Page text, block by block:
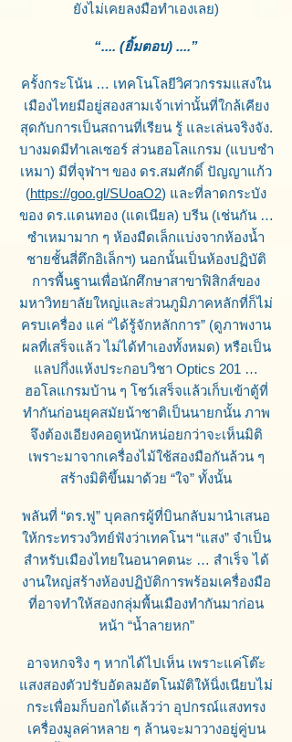
ยังไม่เคยลงมือทำเองเลย)
“.... (ยิ้มตอบ) ....”
ครั้งกระโน้น … เทคโนโลยีวิศวกรรมแสงใน
เมืองไทยมีอยู่สองสามเจ้าเท่านั้นที่ใกล้เคียง
สุดกับการเป็นสถานที่เรียน รู้ และเล่นจริงจัง.
บางมดมีทำเลเซอร์ ส่วนฮอโลแกรม (แบบซำ
เหมา) มีที่จุฬาฯ ของ ดร.สมศักดิ์ ปัญญาแก้ว
(https://goo.gl/SUoaO2) และที่ลาดกระบัง
ของ ดร.แดนทอง (แดเนียล) บรีน (เช่นกัน …
ซำเหมามาก ๆ ห้องมืดเล็กแบ่งจากห้องน้ำ
ชายชั้นสี่ตึกอิเล็กฯ) นอกนั้นเป็นห้องปฏิบัติ
การพื้นฐานเพื่อนักศึกษาสาขาฟิสิกส์ของ
มหาวิทยาลัยใหญ่และส่วนภูมิภาคหลักที่ก็ไม่
ครบเครื่อง แค่ “ได้รู้จักหลักการ” (ดูภาพงาน
ผลที่เสร็จแล้ว ไม่ได้ทำเองทั้งหมด) หรือเป็น
แลปกึ่งแห้งประกอบวิชา Optics 201 …
ฮอโลแกรมบ้าน ๆ โชว์เสร็จแล้วเก็บเข้าตู้ที่
ทำกันก่อนยุคสมัยน้าชาติเป็นนายกนั้น ภาพ
จึงต้องเอียงคอดูหนักหน่อยกว่าจะเห็นมิติ
เพราะมาจากเครื่องไม้ใช้สองมือกันล้วน ๆ
สร้างมิติขึ้นมาด้วย “ใจ” ทั้งนั้น
พลันที่ “ดร.ฟู” บุคลกรผู้ที่บินกลับมานำเสนอ
ให้กระทรวงวิทย์ฟังว่าเทคโนฯ “แสง” จำเป็น
สำหรับเมืองไทยในอนาคตนะ … สำเร็จ ได้
งานใหญ่สร้างห้องปฏิบัติการพร้อมเครื่องมือ
ที่อาจทำให้สองกลุ่มพื้นเมืองทำกันมาก่อน
หน้า “น้ำลายหก”
อาจหกจริง ๆ หากได้ไปเห็น เพราะแค่โต๊ะ
แสงสองตัวปรับอัดลมอัตโนมัติให้นิ่งเนียบไม่
กระเพื่อมก็บอกได้แล้วว่า อุปกรณ์แสงทรง
เครื่องมูลค่าหลาย ๆ ล้านจะมาวางอยู่คู่บน